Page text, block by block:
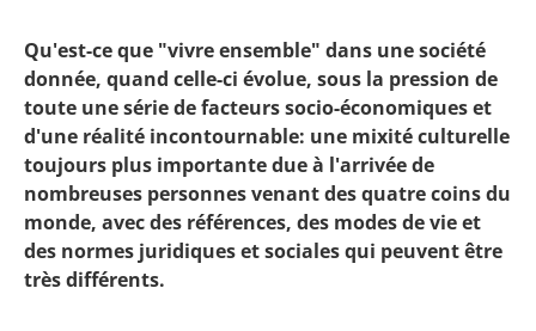
Qu'est-ce que "vivre ensemble" dans une société
donnée, quand celle-ci évolue, sous la pression de
toute une série de facteurs socio-économiques et
d'une réalité incontournable: une mixité culturelle
toujours plus importante due à l'arrivée de
nombreuses personnes venant des quatre coins du
monde, avec des références, des modes de vie et
des normes juridiques et sociales qui peuvent être
très différents.